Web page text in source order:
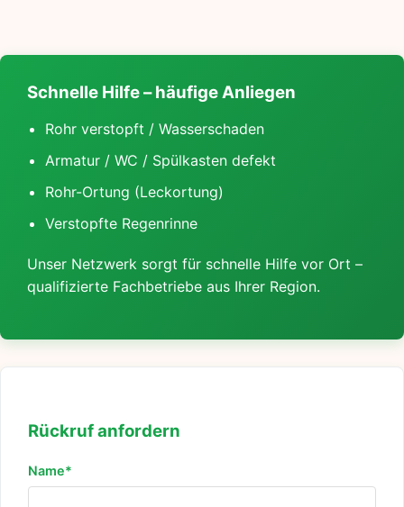
Schnelle Hilfe – häufige Anliegen
Rohr verstopft / Wasserschaden
Armatur / WC / Spülkasten defekt
Rohr-Ortung (Leckortung)
Verstopfte Regenrinne
Unser Netzwerk sorgt für schnelle Hilfe vor Ort –
qualifizierte Fachbetriebe aus Ihrer Region.
Rückruf anfordern
Name*